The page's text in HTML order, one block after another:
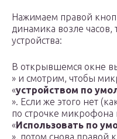
Нажимаем правой
динамика возле
устройства:
В открывшемся окне
» и смотрим, чтобы
«устройством по
». Если же этого нет
по строчке
«Использовать по
», потом снова правой